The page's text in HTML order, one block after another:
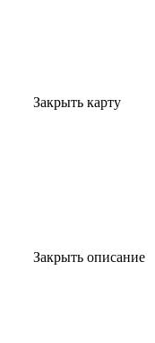
Закрыть карту
Закрыть описание